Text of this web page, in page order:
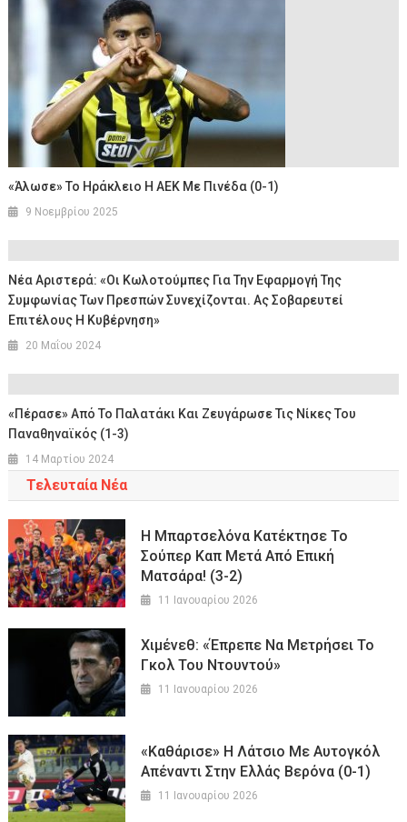
«Άλωσε» Το Ηράκλειο Η ΑΕΚ Με Πινέδα (0-1)
9 Νοεμβρίου 2025
Νέα Αριστερά: «Οι Κωλοτούμπες Για Την Εφαρμογή Της
Συμφωνίας Των Πρεσπών Συνεχίζονται. Ας Σοβαρευτεί
Επιτέλους Η Κυβέρνηση»
20 Μαΐου 2024
«Πέρασε» Από Το Παλατάκι Και Ζευγάρωσε Τις Νίκες Του
Παναθηναϊκός (1-3)
14 Μαρτίου 2024
Τελευταία Νέα
Η Μπαρτσελόνα Κατέκτησε Το
Σούπερ Καπ Μετά Από Επική
Ματσάρα! (3-2)
11 Ιανουαρίου 2026
Χιμένεθ: «Έπρεπε Να Μετρήσει Το
Γκολ Του Ντουντού»
11 Ιανουαρίου 2026
«Καθάρισε» Η Λάτσιο Με Αυτογκόλ
Απέναντι Στην Ελλάς Βερόνα (0-1)
11 Ιανουαρίου 2026